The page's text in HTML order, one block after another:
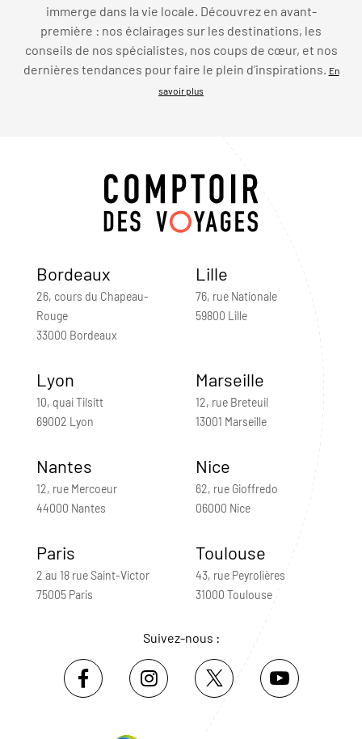
immerge dans la vie locale. Découvrez en avant-
première : nos éclairages sur les destinations, les
conseils de nos spécialistes, nos coups de cœur, et nos
dernières tendances pour faire le plein d’inspirations. En
savoir plus
Bordeaux
26, cours du Chapeau-
Rouge
33000 Bordeaux
Lille
76, rue Nationale
59800 Lille
Lyon
10, quai Tilsitt
69002 Lyon
Marseille
12, rue Breteuil
13001 Marseille
Nantes
12, rue Mercoeur
44000 Nantes
Nice
62, rue Gioffredo
06000 Nice
Paris
2 au 18 rue Saint-Victor
75005 Paris
Toulouse
43, rue Peyrolières
31000 Toulouse
Suivez-nous :